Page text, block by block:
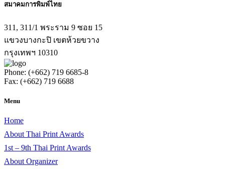
สมาคมการพิมพ์ไทย
311, 311/1 พระราม 9 ซอย 15
แขวงบางกะปิ เขตห้วยขวาง
กรุงเทพฯ 10310
Phone: (+662) 719 6685-8
Fax: (+662) 719 6688
Menu
Home
About Thai Print Awards
1st – 9th Thai Print Awards
About Organizer